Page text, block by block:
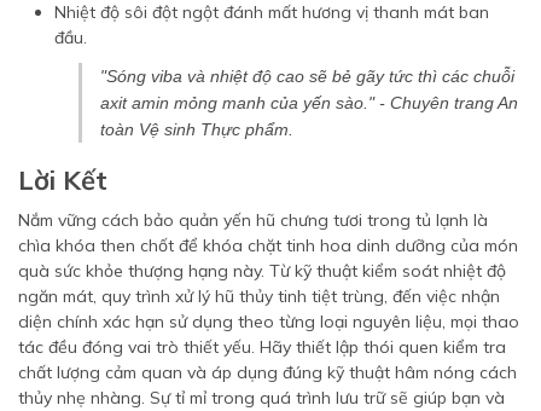
Nhiệt độ sôi đột ngột đánh mất hương vị thanh mát ban
đầu.
"Sóng viba và nhiệt độ cao sẽ bẻ gãy tức thì các chuỗi
axit amin mỏng manh của yến sào." - Chuyên trang An
toàn Vệ sinh Thực phẩm.
Lời Kết
Nắm vững cách bảo quản yến hũ chưng tươi trong tủ lạnh là
chìa khóa then chốt để khóa chặt tinh hoa dinh dưỡng của món
quà sức khỏe thượng hạng này. Từ kỹ thuật kiểm soát nhiệt độ
ngăn mát, quy trình xử lý hũ thủy tinh tiệt trùng, đến việc nhận
diện chính xác hạn sử dụng theo từng loại nguyên liệu, mọi thao
tác đều đóng vai trò thiết yếu. Hãy thiết lập thói quen kiểm tra
chất lượng cảm quan và áp dụng đúng kỹ thuật hâm nóng cách
thủy nhẹ nhàng. Sự tỉ mỉ trong quá trình lưu trữ sẽ giúp bạn và